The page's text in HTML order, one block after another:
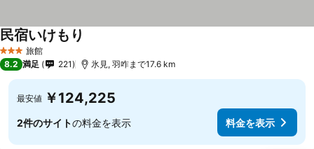
3 ホテルのランク
旅館
民宿いけもり
8.2 満足 221 氷見, 羽咋まで17.6 km
最安値 ￥124,225
2件のサイトの料金を表示 料金を表示